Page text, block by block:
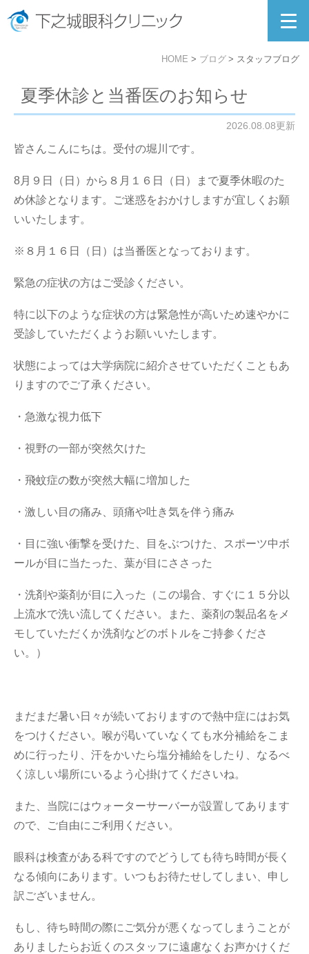
HOME ブログ スタッフブログ
夏季休診と当番医のお知らせ
2026.08.08更新
皆さんこんにちは。受付の堀川です。
8月９日（日）から８月１６日（日）まで夏季休暇のた
め休診となります。ご迷惑をおかけしますが宜しくお願
いいたします。
※８月１６日（日）は当番医となっております。
緊急の症状の方はご受診ください。
特に以下のような症状の方は緊急性が高いため速やかに
受診していただくようお願いいたします。
状態によっては大学病院に紹介させていただくこともあ
りますのでご了承ください。
・急激な視力低下
・視野の一部が突然欠けた
・飛蚊症の数が突然大幅に増加した
・激しい目の痛み、頭痛や吐き気を伴う痛み
・目に強い衝撃を受けた、目をぶつけた、スポーツ中ボ
ールが目に当たった、葉が目にささった
・洗剤や薬剤が目に入った（この場合、すぐに１５分以
上流水で洗い流してください。また、薬剤の製品名をメ
モしていただくか洗剤などのボトルをご持参くださ
い。）
まだまだ暑い日々が続いておりますので熱中症にはお気
をつけください。喉が渇いていなくても水分補給をこま
めに行ったり、汗をかいたら塩分補給をしたり、なるべ
く涼しい場所にいるよう心掛けてくださいね。
また、当院にはウォーターサーバーが設置してあります
ので、ご自由にご利用ください。
眼科は検査がある科ですのでどうしても待ち時間が長く
なる傾向にあります。いつもお待たせしてしまい、申し
訳ございません。
もし、待ち時間の際にご気分が悪くなってしまうことが
ありましたらお近くのスタッフに遠慮なくお声かけくだ